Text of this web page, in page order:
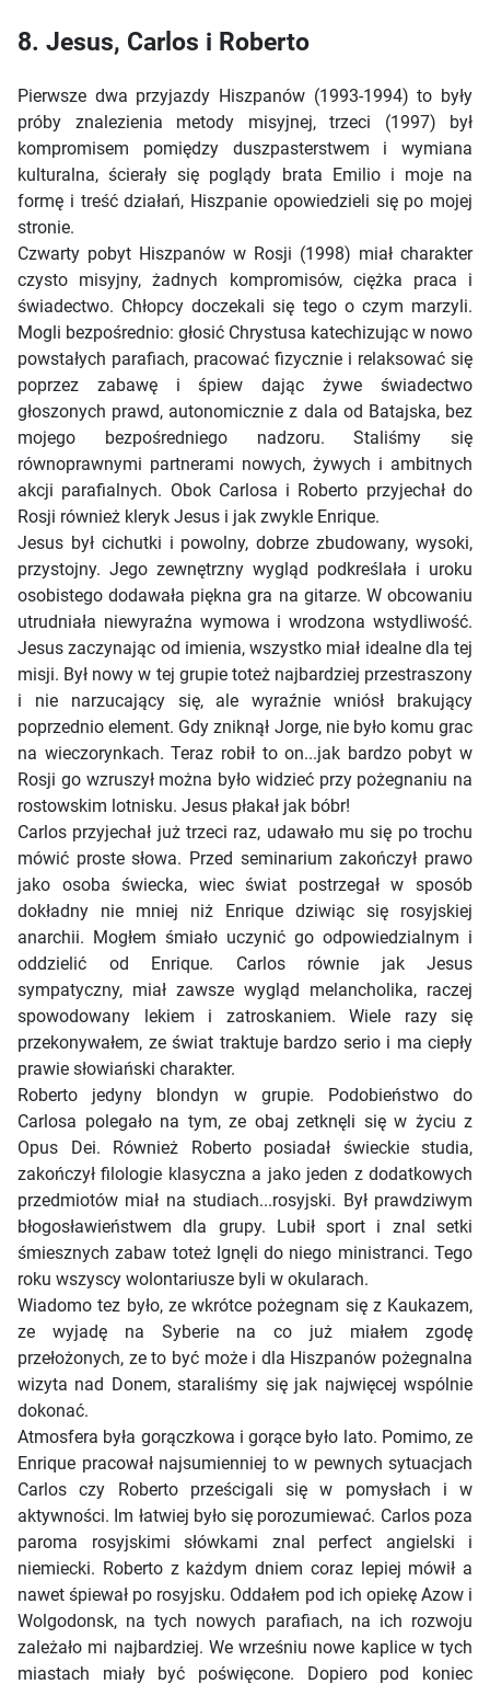
8. Jesus, Carlos i Roberto
Pierwsze dwa przyjazdy Hiszpanów (1993-1994) to były
próby znalezienia metody misyjnej, trzeci (1997) był
kompromisem pomiędzy duszpasterstwem i wymiana
kulturalna, ścierały się poglądy brata Emilio i moje na
formę i treść działań, Hiszpanie opowiedzieli się po mojej
stronie.
Czwarty pobyt Hiszpanów w Rosji (1998) miał charakter
czysto misyjny, żadnych kompromisów, ciężka praca i
świadectwo. Chłopcy doczekali się tego o czym marzyli.
Mogli bezpośrednio: głosić Chrystusa katechizując w nowo
powstałych parafiach, pracować fizycznie i relaksować się
poprzez zabawę i śpiew dając żywe świadectwo
głoszonych prawd, autonomicznie z dala od Batajska, bez
mojego bezpośredniego nadzoru. Staliśmy się
równoprawnymi partnerami nowych, żywych i ambitnych
akcji parafialnych. Obok Carlosa i Roberto przyjechał do
Rosji również kleryk Jesus i jak zwykle Enrique.
Jesus był cichutki i powolny, dobrze zbudowany, wysoki,
przystojny. Jego zewnętrzny wygląd podkreślała i uroku
osobistego dodawała piękna gra na gitarze. W obcowaniu
utrudniała niewyraźna wymowa i wrodzona wstydliwość.
Jesus zaczynając od imienia, wszystko miał idealne dla tej
misji. Był nowy w tej grupie toteż najbardziej przestraszony
i nie narzucający się, ale wyraźnie wniósł brakujący
poprzednio element. Gdy zniknął Jorge, nie było komu grac
na wieczorynkach. Teraz robił to on...jak bardzo pobyt w
Rosji go wzruszył można było widzieć przy pożegnaniu na
rostowskim lotnisku. Jesus płakał jak bóbr!
Carlos przyjechał już trzeci raz, udawało mu się po trochu
mówić proste słowa. Przed seminarium zakończył prawo
jako osoba świecka, wiec świat postrzegał w sposób
dokładny nie mniej niż Enrique dziwiąc się rosyjskiej
anarchii. Mogłem śmiało uczynić go odpowiedzialnym i
oddzielić od Enrique. Carlos równie jak Jesus
sympatyczny, miał zawsze wygląd melancholika, raczej
spowodowany lekiem i zatroskaniem. Wiele razy się
przekonywałem, ze świat traktuje bardzo serio i ma ciepły
prawie słowiański charakter.
Roberto jedyny blondyn w grupie. Podobieństwo do
Carlosa polegało na tym, ze obaj zetknęli się w życiu z
Opus Dei. Również Roberto posiadał świeckie studia,
zakończył filologie klasyczna a jako jeden z dodatkowych
przedmiotów miał na studiach...rosyjski. Był prawdziwym
błogosławieństwem dla grupy. Lubił sport i znal setki
śmiesznych zabaw toteż lgnęli do niego ministranci. Tego
roku wszyscy wolontariusze byli w okularach.
Wiadomo tez było, ze wkrótce pożegnam się z Kaukazem,
ze wyjadę na Syberie na co już miałem zgodę
przełożonych, ze to być może i dla Hiszpanów pożegnalna
wizyta nad Donem, staraliśmy się jak najwięcej wspólnie
dokonać.
Atmosfera była gorączkowa i gorące było lato. Pomimo, ze
Enrique pracował najsumienniej to w pewnych sytuacjach
Carlos czy Roberto prześcigali się w pomysłach i w
aktywności. Im łatwiej było się porozumiewać. Carlos poza
paroma rosyjskimi słówkami znal perfect angielski i
niemiecki. Roberto z każdym dniem coraz lepiej mówił a
nawet śpiewał po rosyjsku. Oddałem pod ich opiekę Azow i
Wolgodonsk, na tych nowych parafiach, na ich rozwoju
zależało mi najbardziej. We wrześniu nowe kaplice w tych
miastach miały być poświęcone. Dopiero pod koniec